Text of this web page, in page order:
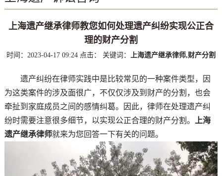
上海遗产继承律师教您如何处理遗产纠纷实现公正合
理的财产分割
时间：2023-04-17 09:24 点击： 关键词： 上海遗产继承律师,财产分割
遗产纠纷在律师实践中是比较常见的一种案件类型，因
为这类案件的涉及面很广，不仅仅涉及到财产的分割，也会
牵扯到家庭成员之间的感情纠葛。因此，律师在处理遗产纠
纷时需要注意很多细节，以实现公正合理的财产分割。
上海
遗产继承律师就来为您回答一下有关的问题。